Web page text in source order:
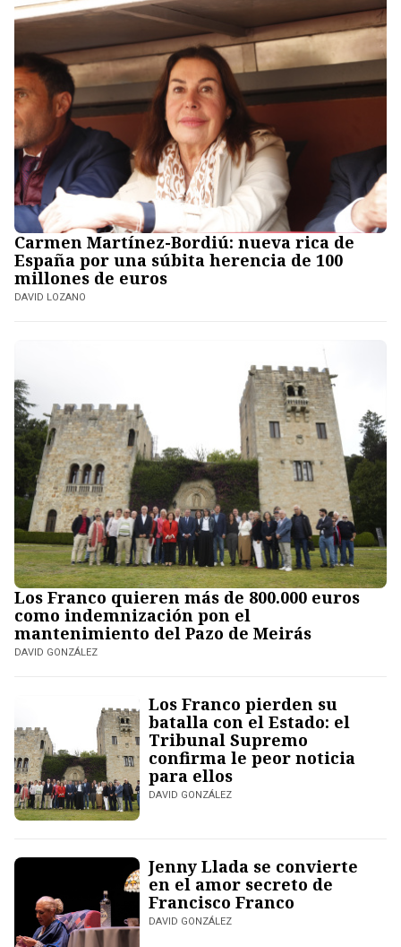
Carmen Martínez-Bordiú: nueva rica de
España por una súbita herencia de 100
millones de euros
DAVID LOZANO
Los Franco quieren más de 800.000 euros
como indemnización pon el
mantenimiento del Pazo de Meirás
DAVID GONZÁLEZ
Los Franco pierden su
batalla con el Estado: el
Tribunal Supremo
confirma le peor noticia
para ellos
DAVID GONZÁLEZ
Jenny Llada se convierte
en el amor secreto de
Francisco Franco
DAVID GONZÁLEZ